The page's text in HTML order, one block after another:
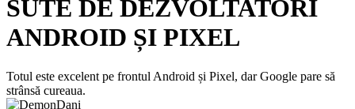
SUTE DE DEZVOLTATORI
ANDROID ȘI PIXEL
Totul este excelent pe frontul Android și Pixel, dar Google pare să
strânsă cureaua.